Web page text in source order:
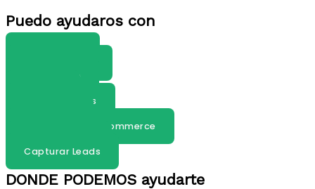
Puedo ayudaros con
Prestashop
Instagram Ads
Maketing Para Ecommerce
Capturar Leads
DONDE PODEMOS ayudarte